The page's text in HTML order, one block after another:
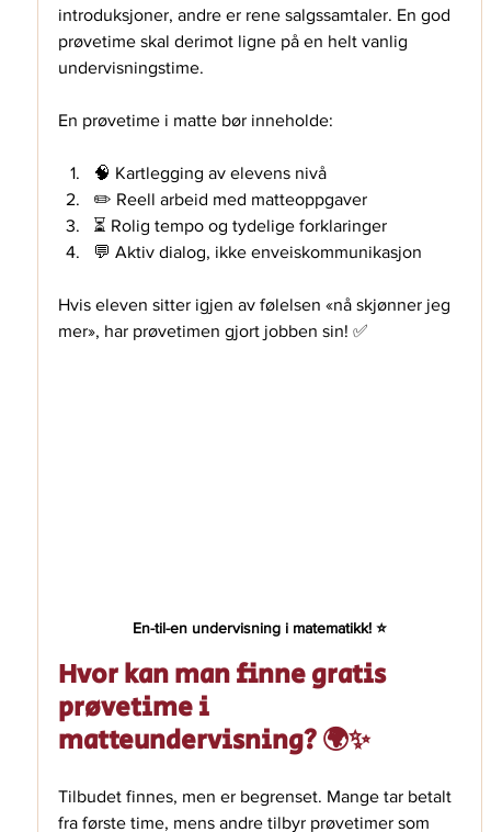
introduksjoner, andre er rene salgssamtaler. En god
prøvetime skal derimot ligne på en helt vanlig
undervisningstime.
En prøvetime i matte bør inneholde:
🧠 Kartlegging av elevens nivå
✏️ Reell arbeid med matteoppgaver
⏳ Rolig tempo og tydelige forklaringer
💬 Aktiv dialog, ikke enveiskommunikasjon
Hvis eleven sitter igjen av følelsen «nå skjønner jeg
mer», har prøvetimen gjort jobben sin! ✅
En-til-en undervisning i matematikk! ⭐️
Hvor kan man finne gratis
prøvetime i
matteundervisning? 🌍✨
Tilbudet finnes, men er begrenset. Mange tar betalt
fra første time, mens andre tilbyr prøvetimer som